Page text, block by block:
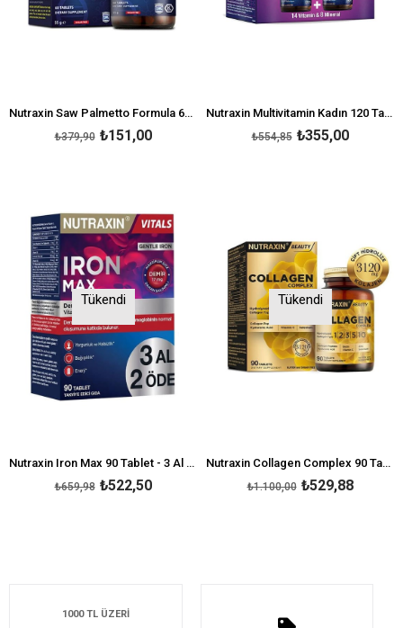
Nutraxin Saw Palmetto Formula 60 Tablet
₺151,00
₺379,90
Nutraxin Multivitamin Kadın 120 Tablet - 2.si % 50 İndirimli
₺355,00
₺554,85
Tükendi
Nutraxin Iron Max 90 Tablet - 3 Al 2 Öde
₺522,50
₺659,98
Tükendi
Nutraxin Collagen Complex 90 Tablet
₺529,88
₺1.100,00
1000 TL ÜZERİ